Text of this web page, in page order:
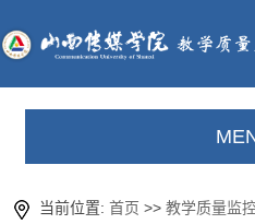
当前位置:首页 >>教学质量监